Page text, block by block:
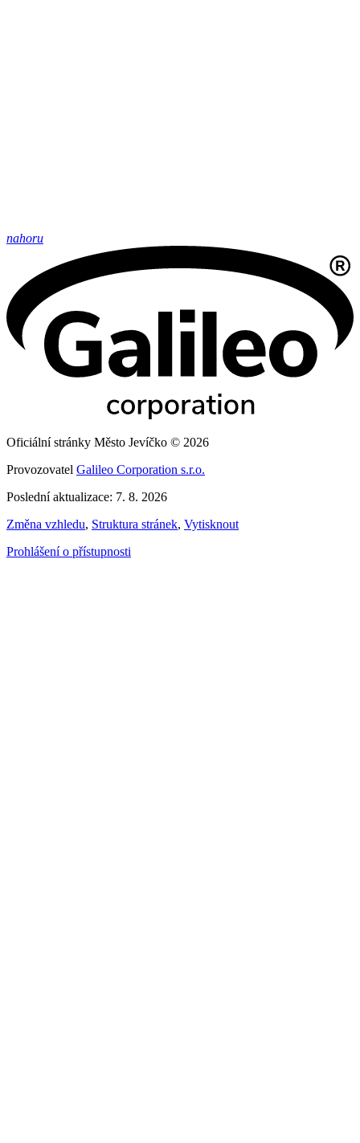
nahoru
Oficiální stránky Město Jevíčko © 2026
Provozovatel Galileo Corporation s.r.o.
Poslední aktualizace: 7. 8. 2026
Změna vzhledu, Struktura stránek, Vytisknout
Prohlášení o přístupnosti